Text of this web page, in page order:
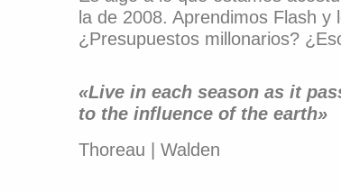
la de 2008. Aprendimos Flash
¿Presupuestos millonarios?
«Live in each season as it
to the influence of the earth»
Thoreau | Walden